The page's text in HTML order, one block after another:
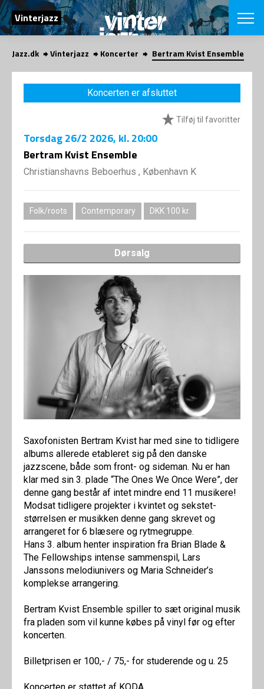
SØG
Vinterjazz
English
VÆLG
COPENHAGEN
SHOP
Jazz.dk Vinterjazz Koncerter Bertram Kvist Ensemble
Koncerten er afsluttet
Tilføj til favoritter
Torsdag26/2 2026, kl. 20:00
Bertram Kvist Ensemble
Christianshavns Beboerhus , København K
Folk/roots Contemporary DKK 100 kr.
Dørsalg
Saxofonisten Bertram Kvist har med sine to tidligere
albums allerede etableret sig på den danske
jazzscene, både som front- og sideman. Nu er han
klar med sin 3. plade “The Ones We Once Were”, der
denne gang består af intet mindre end 11 musikere!
Modsat tidligere projekter i kvintet og sekstet-
størrelsen er musikken denne gang skrevet og
arrangeret for 6 blæsere og rytmegruppe.
Hans 3. album henter inspiration fra Brian Blade &
The Fellowships intense sammenspil, Lars
Janssons melodiunivers og Maria Schneider’s
komplekse arrangering.
Bertram Kvist Ensemble spiller to sæt original musik
fra pladen som vil kunne købes på vinyl før og efter
koncerten.
Billetprisen er 100,- / 75,- for studerende og u. 25